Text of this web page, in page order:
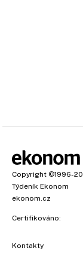
Copyright ©1996-
Týdeník Ekonom
ekonom.cz
Certifikováno:
Kontakty